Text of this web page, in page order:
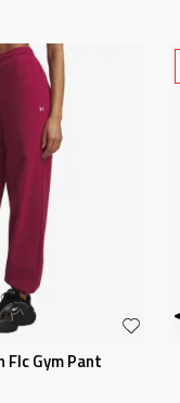
Flc Gym Pant